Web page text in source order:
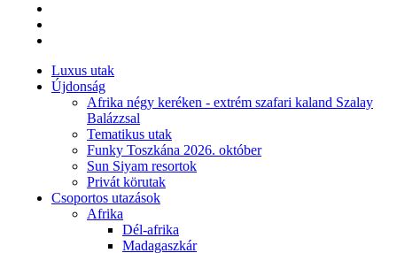
Luxus utak
Újdonság
Afrika négy keréken - extrém szafari kaland Szalay
Balázzsal
Tematikus utak
Funky Toszkána 2026. október
Sun Siyam resortok
Privát körutak
Csoportos utazások
Afrika
Dél-afrika
Madagaszkár